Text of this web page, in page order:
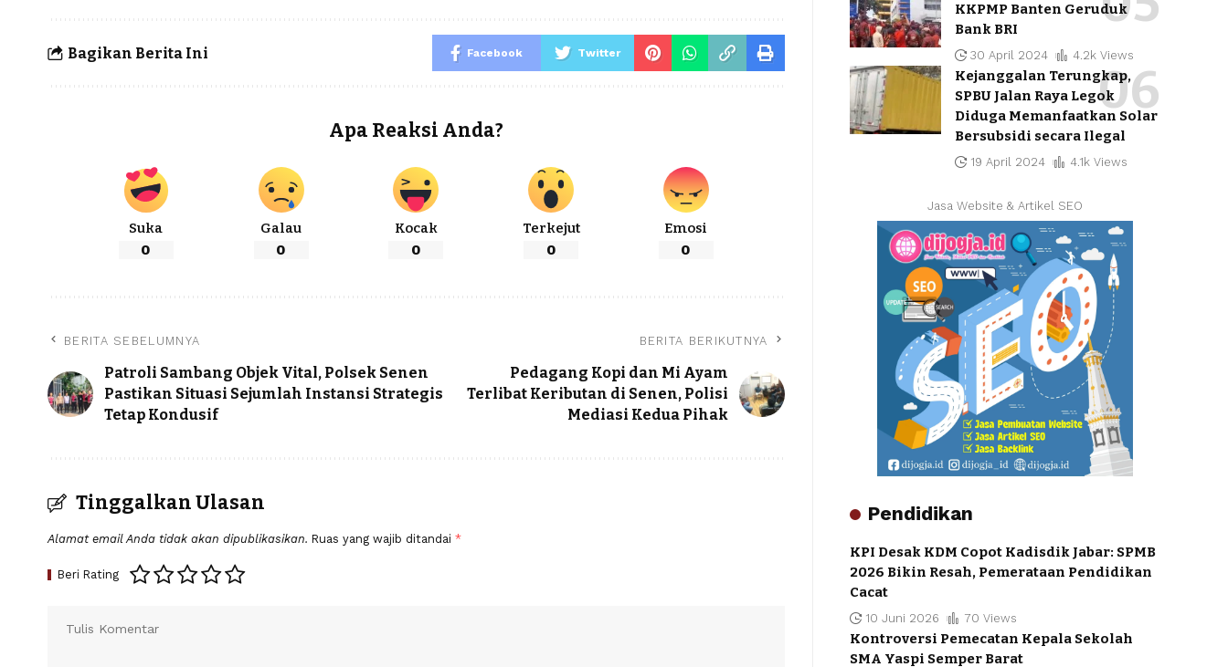
Bagikan Berita Ini Facebook Twitter
Apa Reaksi Anda?
Suka
0
Galau
0
Kocak
0
Terkejut
0
Emosi
0
BERITA SEBELUMNYA
Patroli Sambang Objek Vital, Polsek Senen
Pastikan Situasi Sejumlah Instansi Strategis
Tetap Kondusif
BERITA BERIKUTNYA
Pedagang Kopi dan Mi Ayam
Terlibat Keributan di Senen, Polisi
Mediasi Kedua Pihak
Tinggalkan Ulasan
Alamat email Anda tidak akan dipublikasikan. Ruas yang wajib ditandai *
Beri Rating
KKPMP Banten Geruduk
Bank BRI
30 April 2024 4.2k Views
Kejanggalan Terungkap,
SPBU Jalan Raya Legok
Diduga Memanfaatkan Solar
Bersubsidi secara Ilegal
19 April 2024 4.1k Views
Jasa Website & Artikel SEO
Pendidikan
KPI Desak KDM Copot Kadisdik Jabar: SPMB
2026 Bikin Resah, Pemerataan Pendidikan
Cacat
10 Juni 2026 70 Views
Kontroversi Pemecatan Kepala Sekolah
SMA Yaspi Semper Barat